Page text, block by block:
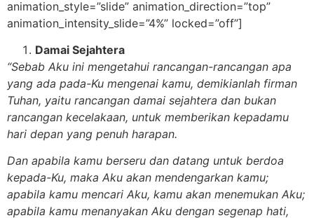
animation_style=”slide” animation_direction=”top”
animation_intensity_slide=”4%” locked=”off”]
Damai Sejahtera
“Sebab Aku ini mengetahui rancangan-rancangan apa
yang ada pada-Ku mengenai kamu, demikianlah firman
Tuhan, yaitu rancangan damai sejahtera dan bukan
rancangan kecelakaan, untuk memberikan kepadamu
hari depan yang penuh harapan.
Dan apabila kamu berseru dan datang untuk berdoa
kepada-Ku, maka Aku akan mendengarkan kamu;
apabila kamu mencari Aku, kamu akan menemukan Aku;
apabila kamu menanyakan Aku dengan segenap hati,